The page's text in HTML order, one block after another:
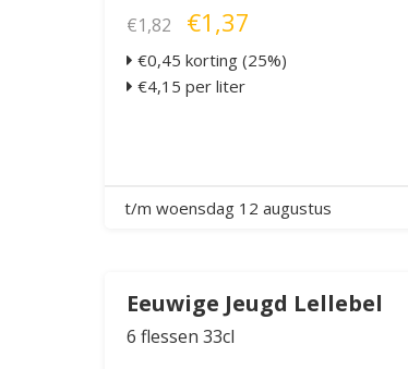
€1,82 €1,37
€0,45 korting (25%)
€4,15 per liter
t/m woensdag 12 augustus
Eeuwige Jeugd Lellebel
6 flessen 33cl